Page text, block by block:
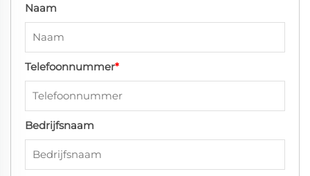
Naam
Telefoonnummer*
Bedrijfsnaam